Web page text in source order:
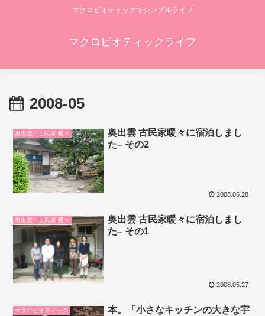
マクロビオティックでシンプルライフ
マクロビオティックライフ
2008-05
奥出雲・古民家 暖々
奥出雲 古民家暖々に宿泊しまし
た– その2
2008.05.28
奥出雲・古民家 暖々
奥出雲 古民家暖々に宿泊しまし
た– その1
2008.05.27
マクロビオティック
本。「小さなキッチンの大きな宇